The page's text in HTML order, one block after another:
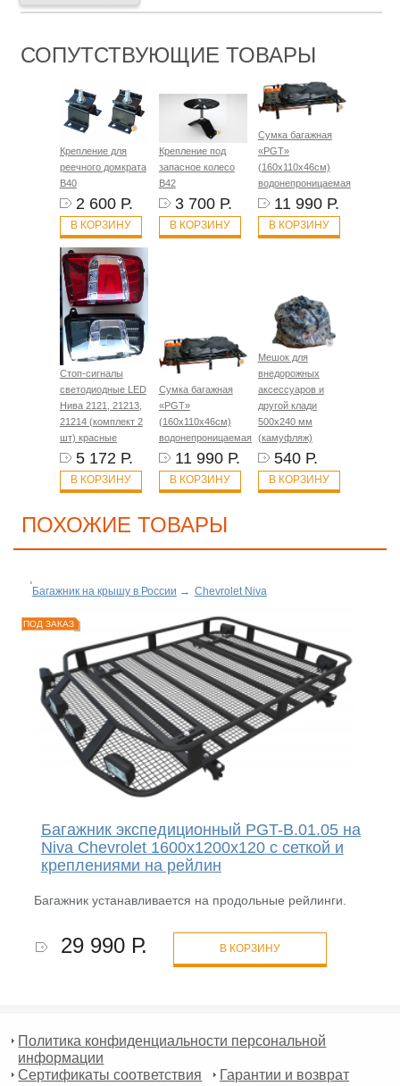
СОПУТСТВУЮЩИЕ ТОВАРЫ
Крепление для
реечного домкрата
B40
2 600 Р.
В КОРЗИНУ
Крепление под
запасное колесо
B42
3 700 Р.
В КОРЗИНУ
Сумка багажная
«PGT»
(160х110х46см)
водонепроницаемая
11 990 Р.
В КОРЗИНУ
Стоп-сигналы
светодиодные LED
Нива 2121, 21213,
21214 (комплект 2
шт) красные
5 172 Р.
В КОРЗИНУ
Сумка багажная
«PGT»
(160х110х46см)
водонепроницаемая
11 990 Р.
В КОРЗИНУ
Мешок для
внедорожных
аксессуаров и
другой клади
500х240 мм
(камуфляж)
540 Р.
В КОРЗИНУ
ПОХОЖИЕ ТОВАРЫ
Багажник на крышу в России → Chevrolet Niva
ПОД ЗАКАЗ
Багажник экспедиционный PGT-B.01.05 на
Niva Chevrolet 1600х1200х120 с сеткой и
креплениями на рейлин
Багажник устанавливается на продольные рейлинги.
29 990 Р. В КОРЗИНУ
Политика конфиденциальности персональной
информации
Сертификаты соответствия
Гарантии и возврат